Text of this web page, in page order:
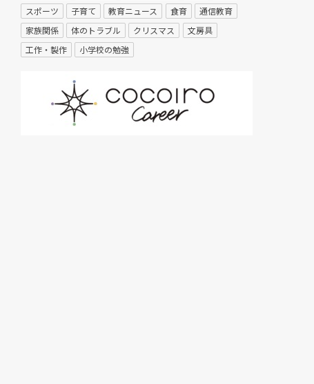
スポーツ
子育て 教育ニュース 食育
通信教育
家族関係
体のトラブル クリスマス
文房具
工作・製作
小学校の勉強